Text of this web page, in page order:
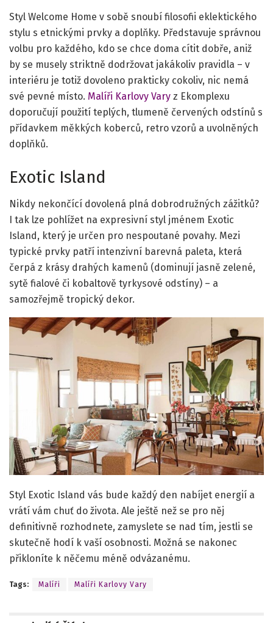
Styl Welcome Home v sobě snoubí filosofii eklektického
stylu s etnickými prvky a doplňky. Představuje správnou
volbu pro každého, kdo se chce doma cítit dobře, aniž
by se musely striktně dodržovat jakákoliv pravidla – v
interiéru je totiž dovoleno prakticky cokoliv, nic nemá
své pevné místo. Malíři Karlovy Vary z Ekomplexu
doporučují použití teplých, tlumeně červených odstínů s
přídavkem měkkých koberců, retro vzorů a uvolněných
doplňků.
Exotic Island
Nikdy nekončící dovolená plná dobrodružných zážitků?
I tak lze pohlížet na expresivní styl jménem Exotic
Island, který je určen pro nespoutané povahy. Mezi
typické prvky patří intenzivní barevná paleta, která
čerpá z krásy drahých kamenů (dominují jasně zelené,
sytě fialové či kobaltově tyrkysové odstíny) – a
samozřejmě tropický dekor.
Styl Exotic Island vás bude každý den nabíjet energií a
vrátí vám chuť do života. Ale ještě než se pro něj
definitivně rozhodnete, zamyslete se nad tím, jestli se
skutečně hodí k vaší osobnosti. Možná se nakonec
přikloníte k něčemu méně odvázanému.
Tags: Malíři Malíři Karlovy Vary